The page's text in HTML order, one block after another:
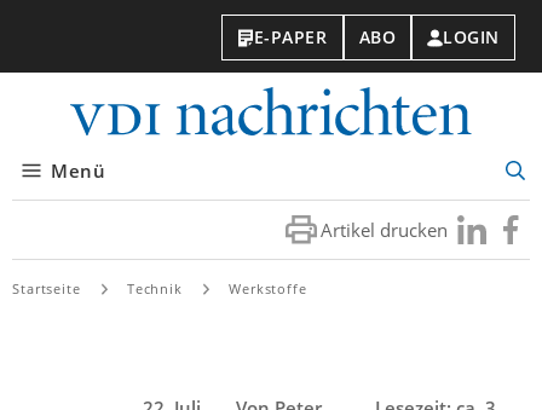
E-PAPER ABO LOGIN
Menü
Artikel drucken Besuchen
Sie
Sie
Startseite Technik Werkstoffe